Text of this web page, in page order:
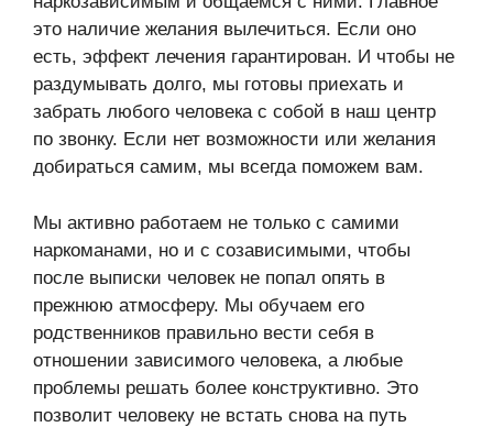
это наличие желания вылечиться. Если оно
есть, эффект лечения гарантирован. И чтобы не
раздумывать долго, мы готовы приехать и
забрать любого человека с собой в наш центр
по звонку. Если нет возможности или желания
добираться самим, мы всегда поможем вам.
Мы активно работаем не только с самими
наркоманами, но и с созависимыми, чтобы
после выписки человек не попал опять в
прежнюю атмосферу. Мы обучаем его
родственников правильно вести себя в
отношении зависимого человека, а любые
проблемы решать более конструктивно. Это
позволит человеку не встать снова на путь